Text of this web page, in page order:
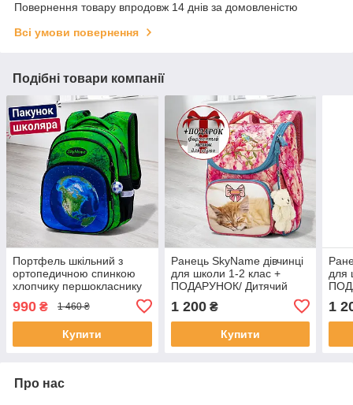
Повернення товару впродовж 14 днів за домовленістю
Всі умови повернення
Подібні товари компанії
Портфель шкільний з
ортопедичною спинкою
хлопчику першокласнику
планетою/ Хлопчачий
рюкзак для школи 1-4 клас
990 ₴ 1 460 ₴
Купити
Ранець SkyName дівчинці
для школи 1-2 клас +
ПОДАРУНОК/ Дитячий
котиком/ Шкільний
каркасний рюкзак
1 200₴
Купити
для
1
Про нас